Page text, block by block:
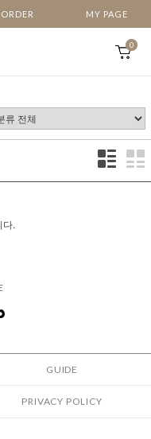
ORDER MY PAGE
0
다.
GUIDE
PRIVACY POLICY